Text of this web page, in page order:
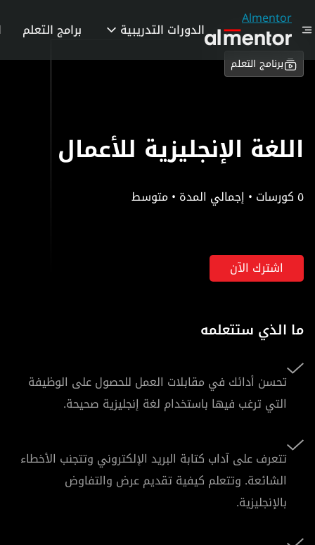
Almentor
الدورات التدريبية برامج التعلم
برنامج التعلم
اللغة الإنجليزية للأعمال
٥ كورسات • إجمالي المدة • متوسط
اشترك الآن
ما الذي ستتعلمه
تحسن أدائك في مقابلات العمل للحصول على الوظيفة
التي ترغب فيها باستخدام لغة إنجليزية صحيحة.
تتعرف على آداب كتابة البريد الإلكتروني وتتجنب الأخطاء
الشائعة. وتتعلم كيفية تقديم عرض والتفاوض
بالإنجليزية.